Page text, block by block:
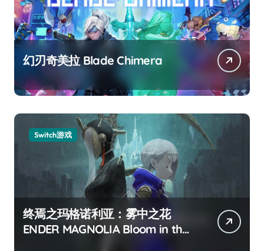
幻刃奇美拉 Blade Chimera
Switch游戏
终焉之玛格诺利亚：雾中之花
ENDER MAGNOLIA Bloom in the